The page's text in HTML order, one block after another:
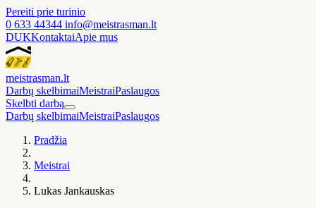
Pereiti prie turinio
0 633 44344 info@meistrasman.lt
DUKKontaktaiApie mus
meistrasman.lt
Darbų skelbimaiMeistraiPaslaugos
Skelbti darbą
Darbų skelbimaiMeistraiPaslaugos
Pradžia
Meistrai
Lukas Jankauskas